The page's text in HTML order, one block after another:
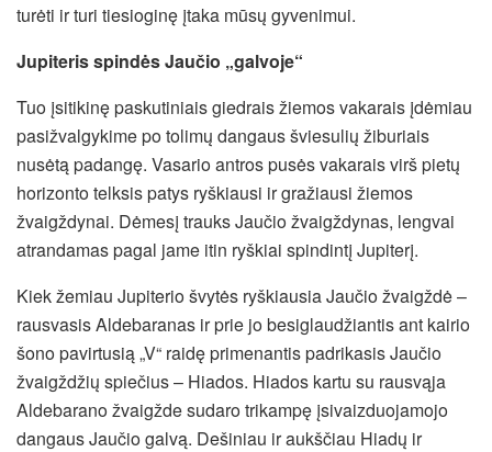
turėti ir turi tiesioginę įtaka mūsų gyvenimui.
Jupiteris spindės Jaučio „galvoje“
Tuo įsitikinę paskutiniais giedrais žiemos vakarais įdėmiau
pasižvalgykime po tolimų dangaus šviesulių žiburiais
nusėtą padangę. Vasario antros pusės vakarais virš pietų
horizonto telksis patys ryškiausi ir gražiausi žiemos
žvaigždynai. Dėmesį trauks Jaučio žvaigždynas, lengvai
atrandamas pagal jame itin ryškiai spindintį Jupiterį.
Kiek žemiau Jupiterio švytės ryškiausia Jaučio žvaigždė –
rausvasis Aldebaranas ir prie jo besiglaudžiantis ant kairio
šono pavirtusią „V“ raidę primenantis padrikasis Jaučio
žvaigždžių spiečius – Hiados. Hiados kartu su rausvąja
Aldebarano žvaigžde sudaro trikampę įsivaizduojamojo
dangaus Jaučio galvą. Dešiniau ir aukščiau Hiadų ir